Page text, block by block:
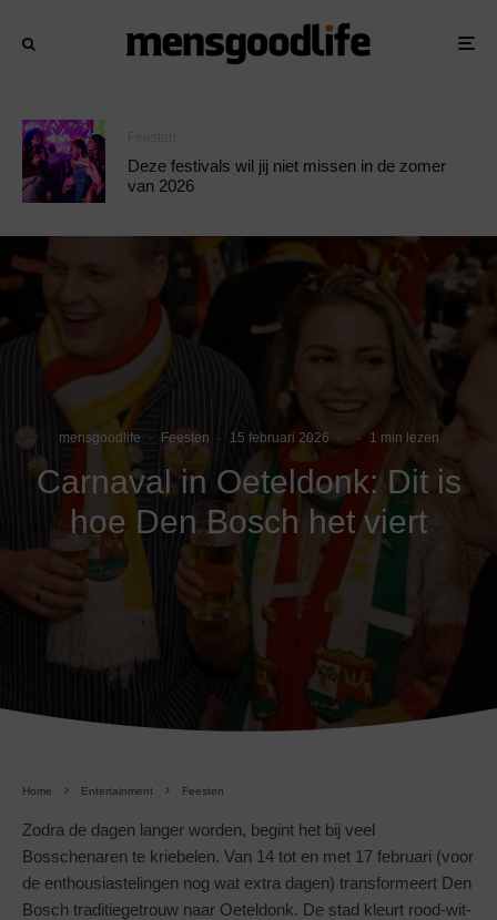
Deze festivals wil jij niet missen in de zomer
van 2026
mensgoodlife · Feesten · 15 februari 2026 · · 1 min lezen
Carnaval in Oeteldonk: Dit is
hoe Den Bosch het viert
Home Entertainment Feesten
Zodra de dagen langer worden, begint het bij veel
Bosschenaren te kriebelen. Van 14 tot en met 17 februari (voor
de enthousiastelingen nog wat extra dagen) transformeert Den
Bosch traditiegetrouw naar Oeteldonk. De stad kleurt rood-wit-